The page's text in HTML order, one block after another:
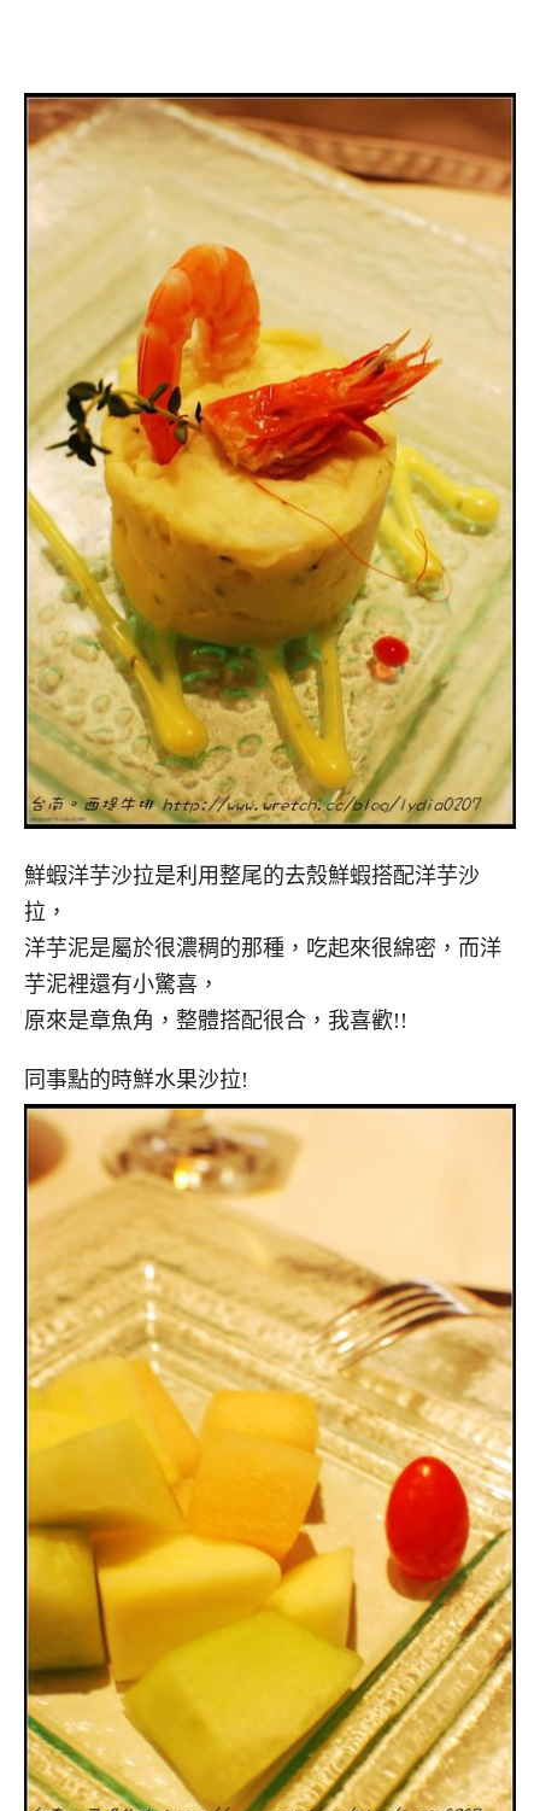
鮮蝦洋芋沙拉是利用整尾的去殼鮮蝦搭配洋芋沙
拉，
洋芋泥是屬於很濃稠的那種，吃起來很綿密，而洋
芋泥裡還有小驚喜，
原來是章魚角，整體搭配很合，我喜歡!!
同事點的時鮮水果沙拉!